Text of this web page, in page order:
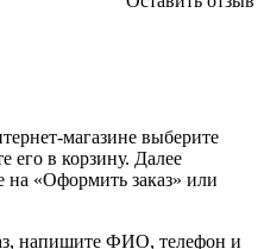
магазине выберите
его в корзину. Далее
«Оформить заказ» или
напишите ФИО, телефон и